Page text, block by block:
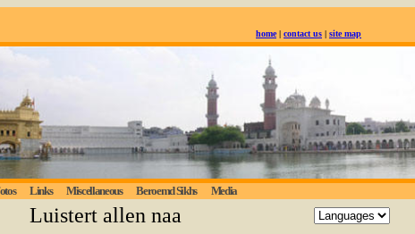
home| contact us | site map
Links Miscellaneous Beroemd Sikhs Media
Luistert allen naar de eeuwige waarheid;